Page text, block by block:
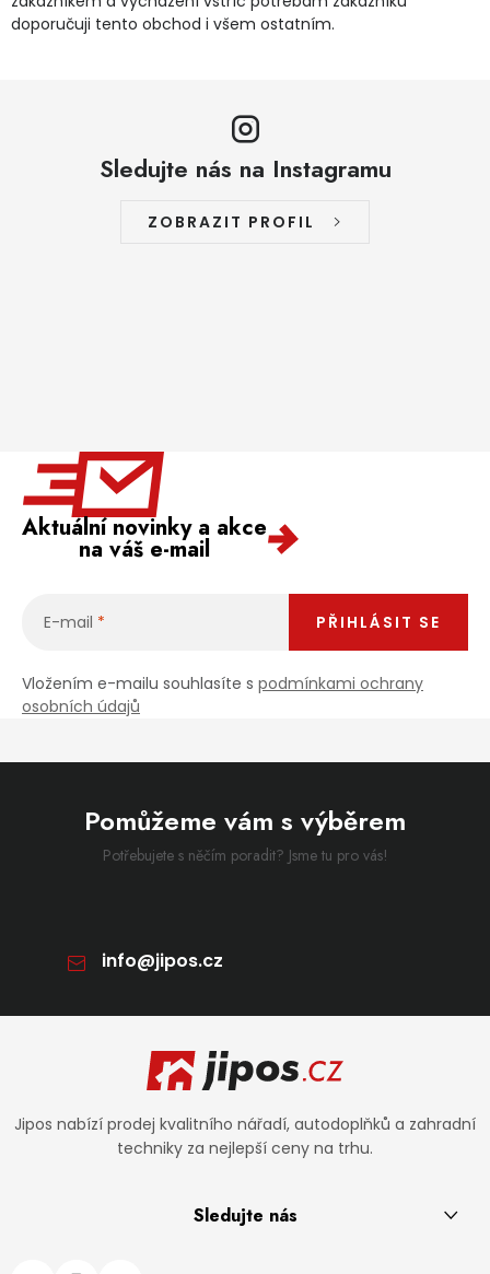
doporučuji tento obchod i všem ostatním.
Sledujte nás na Instagramu
ZOBRAZIT PROFIL
Aktuální novinky a akce
na váš e-mail
E-mail
Vložením e-mailu souhlasíte s podmínkami ochrany
osobních údajů
PŘIHLÁSIT SE
Pomůžeme vám s výběrem
Potřebujete s něčím poradit? Jsme tu pro vás!
info@jipos.cz
Zápatí
Jipos nabízí prodej kvalitního nářadí, autodoplňků a zahradní
techniky za nejlepší ceny na trhu.
Sledujte nás